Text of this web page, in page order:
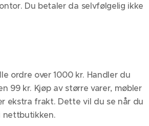
Du betaler da selvfølgelig ikke
ordre over 1000 kr. Handler du
99 kr. Kjøp av større varer, møbler
ekstra frakt. Dette vil du se når du
nettbutikken.